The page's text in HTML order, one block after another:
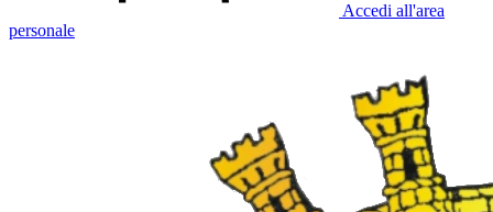
Accedi all'area
personale